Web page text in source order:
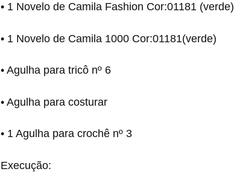
• 1 Novelo de Camila Fashion Cor:01181 (verde)
• 1 Novelo de Camila 1000 Cor:01181(verde)
• Agulha para tricô nº 6
• Agulha para costurar
• 1 Agulha para crochê nº 3
Execução: